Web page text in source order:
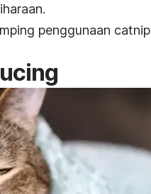
penggunaan catnip